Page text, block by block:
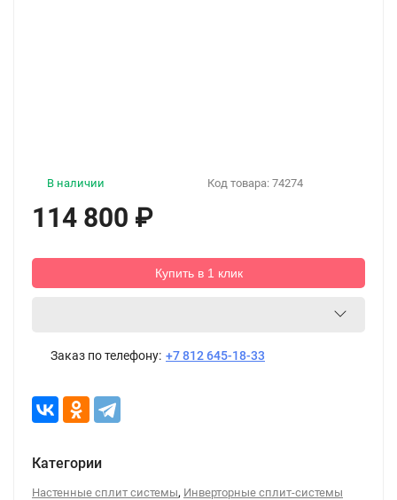
Код товара: 74274
В наличии
114 800 ₽
Купить в 1 клик
Заказ по телефону: +7 812 645-18-33
Категории
Настенные сплит системы, Инверторные сплит-системы